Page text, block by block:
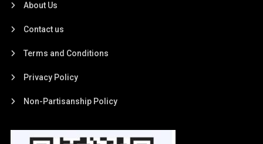
About Us
Contact us
Terms and Conditions
Privacy Policy
Non-Partisanship Policy